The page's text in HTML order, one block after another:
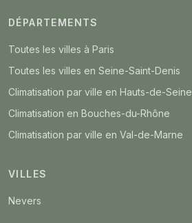
DÉPARTEMENTS
Toutes les villes à Paris
Toutes les villes en Seine-Saint-Denis
Climatisation par ville en Hauts-de-Seine
Climatisation en Bouches-du-Rhône
Climatisation par ville en Val-de-Marne
VILLES
Nevers